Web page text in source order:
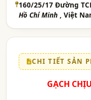
160/25/17 Đường
Hồ Chí Minh , Việt
CHI TIẾT SẢN
GẠCH